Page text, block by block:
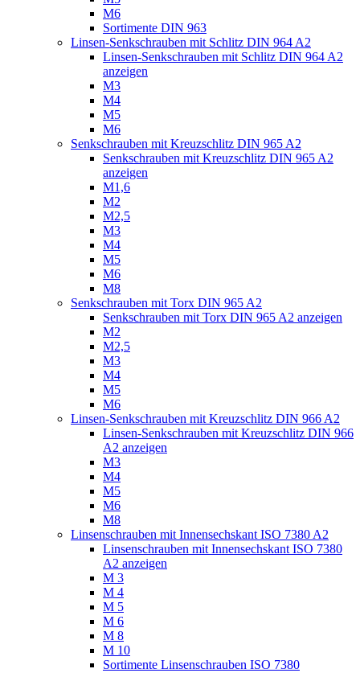
M6
Sortimente DIN 963
Linsen-Senkschrauben mit Schlitz DIN 964 A2
Linsen-Senkschrauben mit Schlitz DIN 964 A2
anzeigen
M3
M4
M5
M6
Senkschrauben mit Kreuzschlitz DIN 965 A2
Senkschrauben mit Kreuzschlitz DIN 965 A2
anzeigen
M1,6
M2
M2,5
M3
M4
M5
M6
M8
Senkschrauben mit Torx DIN 965 A2
Senkschrauben mit Torx DIN 965 A2 anzeigen
M2
M2,5
M3
M4
M5
M6
Linsen-Senkschrauben mit Kreuzschlitz DIN 966 A2
Linsen-Senkschrauben mit Kreuzschlitz DIN 966
A2 anzeigen
M3
M4
M5
M6
M8
Linsenschrauben mit Innensechskant ISO 7380 A2
Linsenschrauben mit Innensechskant ISO 7380
A2 anzeigen
M 3
M 4
M 5
M 6
M 8
M 10
Sortimente Linsenschrauben ISO 7380